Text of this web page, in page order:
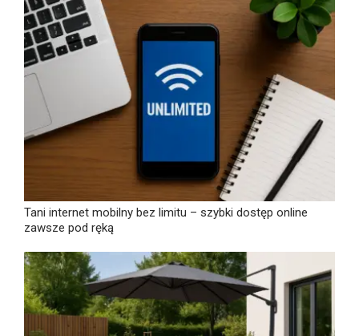
Tani internet mobilny bez limitu – szybki dostęp online
zawsze pod ręką